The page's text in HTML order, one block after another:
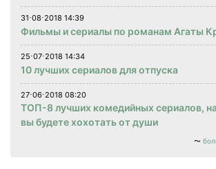
31⋅08⋅2018 14:39
Фильмы и сериалы по романам Агаты
25⋅07⋅2018 14:34
10 лучших сериалов для отпуска
27⋅06⋅2018 08:20
ТОП-8 лучших комедийных сериалов,
вы будете хохотать от души